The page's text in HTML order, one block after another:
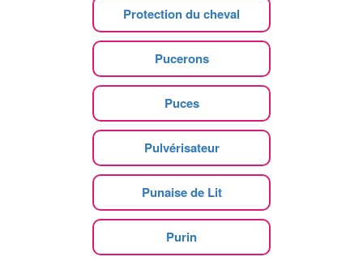
Protection du cheval
Pucerons
Puces
Pulvérisateur
Punaise de Lit
Purin